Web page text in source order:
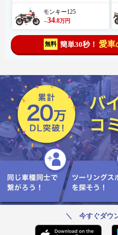
モンキー125
～34.8万円
無料 簡単30秒！ 愛車
＼ 今すぐダウ